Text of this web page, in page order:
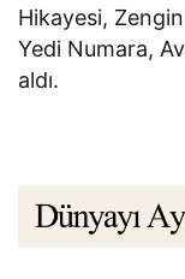
Hikayesi,
Yedi Numara,
aldı.